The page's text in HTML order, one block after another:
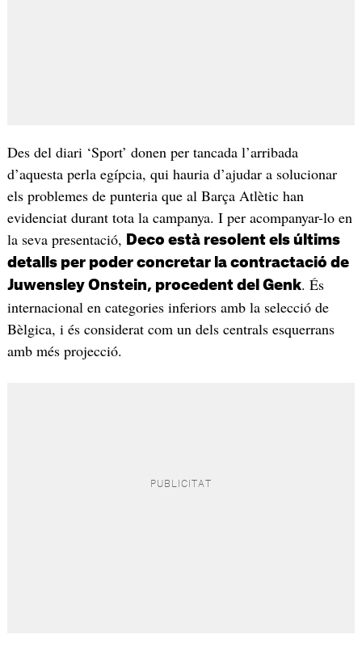
Des del diari ‘Sport’ donen per tancada l’arribada
d’aquesta perla egípcia, qui hauria d’ajudar a solucionar
els problemes de punteria que al Barça Atlètic han
evidenciat durant tota la campanya. I per acompanyar-lo en
la seva presentació,
Deco està resolent els últims
detalls per poder concretar la contractació de
Juwensley Onstein, procedent del Genk. És
internacional en categories inferiors amb la selecció de
Bèlgica, i és considerat com un dels centrals esquerrans
amb més projecció.